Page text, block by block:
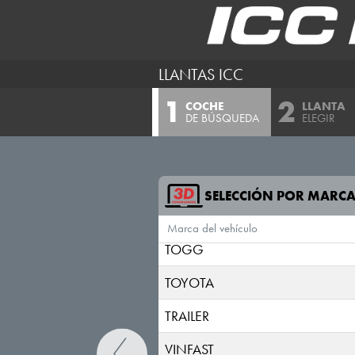
LLANTAS ICC
COCHE
DE BÚSQUEDA
LLANTA
ELEGIR
SELECCIÓN POR MARCA
Marca del vehículo
SKYWELL
SMART
STREETSCOOTER
SUZUKI
TESLA
TOGG
TOYOTA
TRAILER
VINFAST